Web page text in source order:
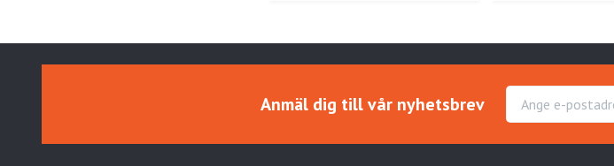
Anmäl dig till vår nyhetsbrev